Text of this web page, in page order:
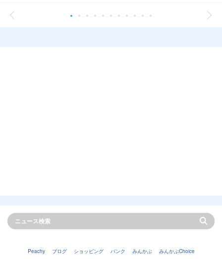
Peachy ブログ ショッピング バンク みんかぶ みんかぶChoice